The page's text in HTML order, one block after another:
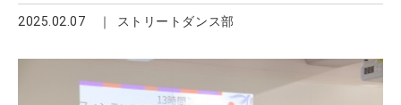
2025.02.07 ストリートダンス部